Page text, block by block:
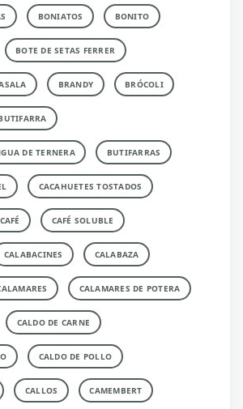
BONIATOS BONITO
BOTE DE SETAS FERRER
BRANDY BRÓCOLI
DE TERNERA BUTIFARRAS
CACAHUETES TOSTADOS
CAFÉ CAFÉ SOLUBLE
CALABACINES CALABAZA
CALAMARES DE POTERA
CALDO DE CARNE
CALDO DE POLLO
CALLOS CAMEMBERT